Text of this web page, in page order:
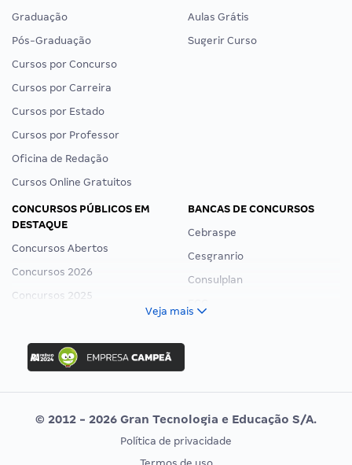
Graduação
Pós-Graduação
Cursos por Concurso
Cursos por Carreira
Cursos por Estado
Cursos por Professor
Oficina de Redação
Cursos Online Gratuitos
Aulas Grátis
Sugerir Curso
CONCURSOS PÚBLICOS EM
DESTAQUE
Concursos Abertos
Concursos 2026
Concursos 2025
Concurso Ibama
Concurso MPU
Editais publicados
BANCAS DE CONCURSOS
Cebraspe
Cesgranrio
Consulplan
Vunesp
CONCURSOS POR PROFISSÃO EXAME DE ORDEM
Veja mais
© 2012 - 2026 Gran Tecnologia e Educação S/A.
Política de privacidade